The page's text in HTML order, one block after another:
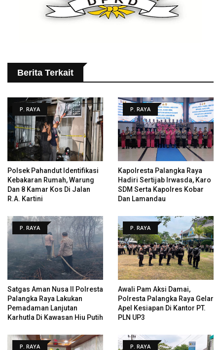
Berita Terkait
P. RAYA
Polsek Pahandut Identifikasi
Kebakaran Rumah, Warung
Dan 8 Kamar Kos Di Jalan
R.A. Kartini
P. RAYA
Kapolresta Palangka Raya
Hadiri Sertijab Irwasda, Karo
SDM Serta Kapolres Kobar
Dan Lamandau
P. RAYA
Satgas Aman Nusa II Polresta
Palangka Raya Lakukan
Pemadaman Lanjutan
Karhutla Di Kawasan Hiu Putih
P. RAYA
Awali Pam Aksi Damai,
Polresta Palangka Raya Gelar
Apel Kesiapan Di Kantor PT.
PLN UP3
P. RAYA P. RAYA